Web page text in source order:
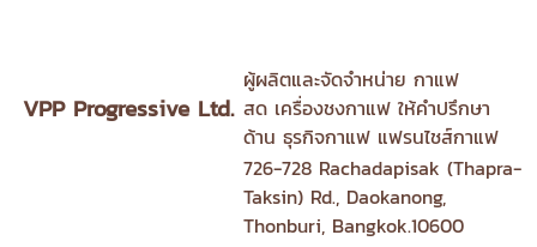
VPP Progressive Ltd.
ผู้ผลิตและจัดจำหน่าย กาแฟ
สด เครื่องชงกาแฟ ให้คำปรึกษา
ด้าน ธุรกิจกาแฟ แฟรนไชส์กาแฟ
726-728 Rachadapisak (Thapra-
Taksin) Rd., Daokanong,
Thonburi, Bangkok.10600